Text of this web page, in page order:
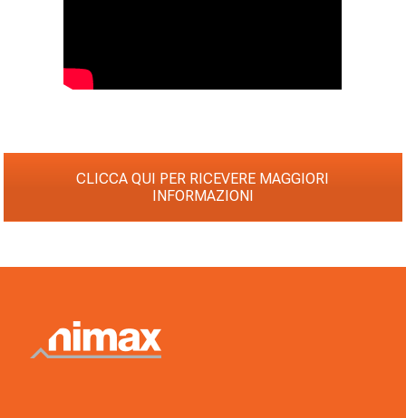
CLICCA QUI PER RICEVERE MAGGIORI
INFORMAZIONI